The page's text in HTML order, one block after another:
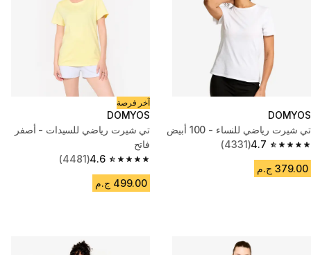
DOMYOS
تي شيرت رياضي للنساء - 100 أبيض
4.7
4.7 out of 5 stars from 4331 reviews
(4331)
379.00 ج.م
آخر فرصة
DOMYOS
تي شيرت رياضي للسيدات - أصفر
فاتح
4.6
4.6 out of 5 stars from 4481 reviews
(4481)
499.00 ج.م